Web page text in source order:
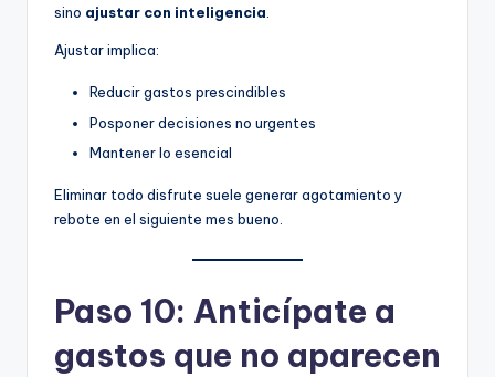
sino ajustar con inteligencia.
Ajustar implica:
Reducir gastos prescindibles
Posponer decisiones no urgentes
Mantener lo esencial
Eliminar todo disfrute suele generar agotamiento y
rebote en el siguiente mes bueno.
Paso 10: Anticípate a
gastos que no aparecen